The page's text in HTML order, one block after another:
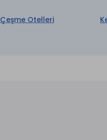
Çeşme Otelleri